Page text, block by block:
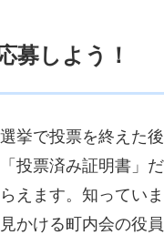
募しよう！
選挙で投票を終えた
「投票済み証明書」
らえます。知ってい
見かける町内会の役